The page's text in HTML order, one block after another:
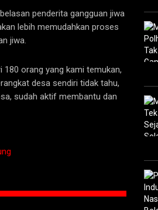
penderita gangguan jiwa
lebih memudahkan proses
jiwa.
180 orang yang kami temukan,
desa sendiri tidak tahu,
sudah aktif membantu dan